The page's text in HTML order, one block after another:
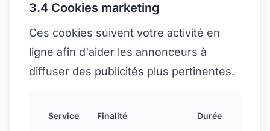
3.4 Cookies marketing
Ces cookies suivent votre activité en
ligne afin d'aider les annonceurs à
diffuser des publicités plus pertinentes.
Service Finalité Durée